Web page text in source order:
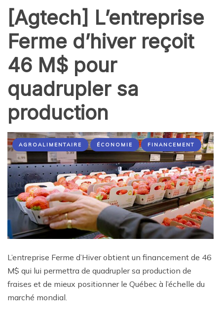
[Agtech] L’entreprise
Ferme d’hiver reçoit
46 M$ pour
quadrupler sa
production
AGROALIMENTAIRE ÉCONOMIE FINANCEMENT
L’entreprise Ferme d’Hiver obtient un financement de 46
M$ qui lui permettra de quadrupler sa production de
fraises et de mieux positionner le Québec à l’échelle du
marché mondial.